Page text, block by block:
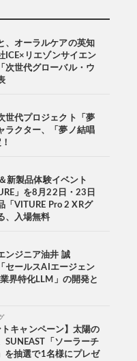
、オーラルケアの英知
ICE×リエゾンサイエン
次世代グローバル・ウ
世代プロジェクト「夢
ラクター、「夢ノ結唱
新製品体験イベント
」を8月22日・23日
「VITURE Pro 2 XRグ
、入場無料
ンジニア油井 誠
セールスAIエージェン
界特化LLM」の開発と
キャンペーン】太陽の
SUNEAST「ソーラーチ
を抽選で1名様にプレゼ